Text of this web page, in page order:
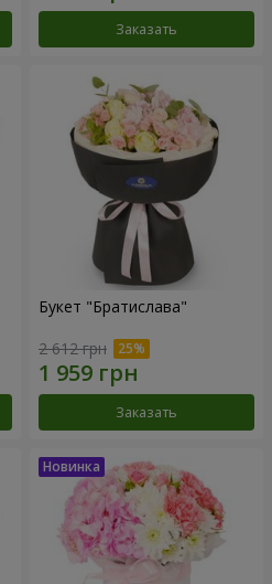
Заказать
Букет "Братислава"
2 612 грн
Заказать